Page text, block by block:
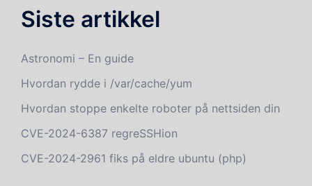
Siste artikkel
Astronomi – En guide
Hvordan rydde i /var/cache/yum
Hvordan stoppe enkelte roboter på nettsiden din
CVE-2024-6387 regreSSHion
CVE-2024-2961 fiks på eldre ubuntu (php)